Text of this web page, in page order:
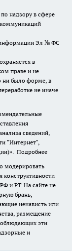
надзору в сфере
информации Эл № ФС
в
праве и не
ни было форме, в
не иначе
сведений,
"Интернет",
Подробнее
модерировать
конструктивности
и РТ. На сайте не
брань,
ненависть или
размещение
эти
и